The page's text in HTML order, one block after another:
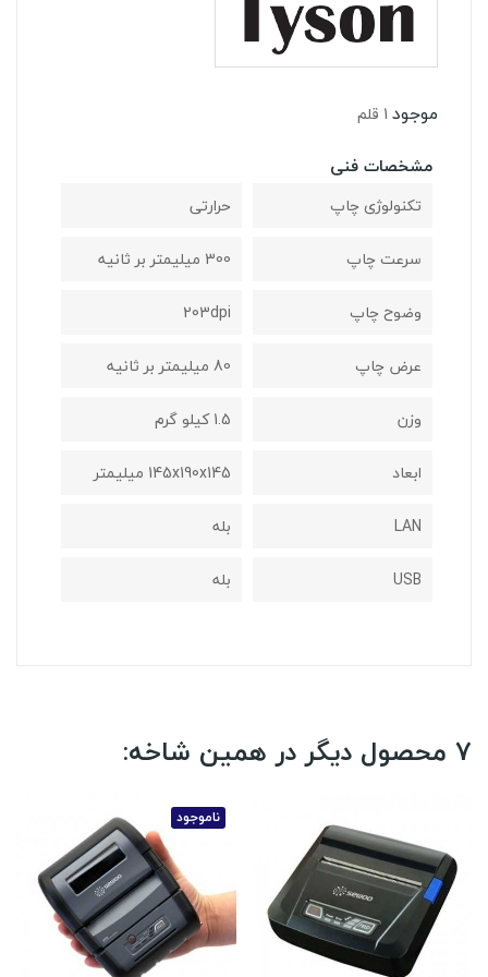
موجود 1 قلم
مشخصات فنی
تکنولوژی چاپ
حرارتی
سرعت چاپ
300 میلیمتر بر ثانیه
وضوح چاپ
203dpi
عرض چاپ
80 میلیمتر بر ثانیه
وزن
1.5 کیلو گرم
ابعاد
145x190x145 میلیمتر
LAN
بله
USB
بله
7 محصول دیگر در همین شاخه:
ناموجود